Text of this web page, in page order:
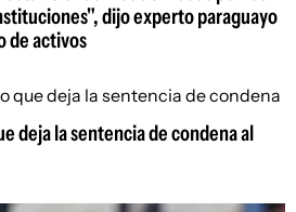
dijo experto paraguayo
de activos
deja la sentencia de condena al